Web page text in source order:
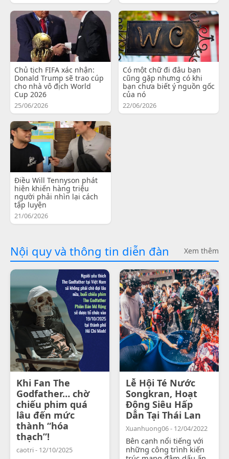
Chủ tịch FIFA xác nhận:
Donald Trump sẽ trao cúp
cho nhà vô địch World
Cup 2026
25/06/2026
Có một chữ đi đâu bạn
cũng gặp nhưng có khi
bạn chưa biết ý nguồn gốc
của nó
22/06/2026
Điều Will Tennyson phát
hiện khiến hàng triệu
người phải nhìn lại cách
tập luyện
21/06/2026
Nội quy và thông tin diễn đàn Xem thêm
Khi Fan The
Godfather… chờ
chiếu phim quá
lâu đến mức
thành “hóa
thạch”!
caotri - 12/10/2025
Lễ Hội Té Nước
Songkran, Hoạt
Động Siêu Hấp
Dẫn Tại Thái Lan
Xuanhuong06 - 12/04/2022
Bên cạnh nổi tiếng với
những công trình kiến